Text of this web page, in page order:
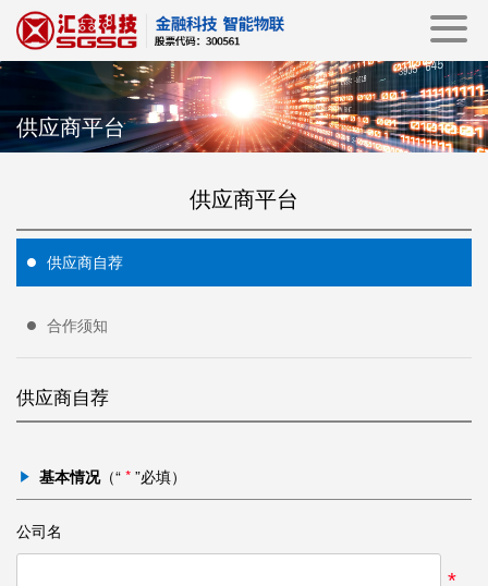
供应商平台
供应商平台
供应商自荐
合作须知
供应商自荐
基本情况（“ * ”必填）
公司名
*